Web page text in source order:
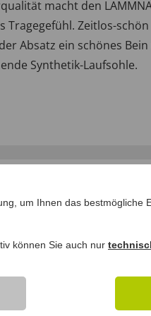
macht den
Zeitlos-
Absatz ein schönes
Synthetik-Laufsohle.
stellen
um Ihnen das bestmögliche
können Sie auch nur